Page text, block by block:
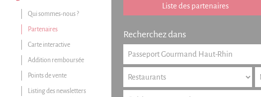
Qui sommes-nous ?
Partenaires
Carte interactive
Addition remboursée
Points de vente
Listing des newsletters
Liste des partenaires
Recherchez dans